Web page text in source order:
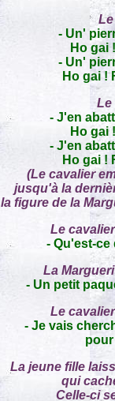
- Un'
Ho gai
- Un'
Ho gai !
Le
- J'en
Ho gai
- J'en
Ho gai !
(Le cavalier
jusqu'à la
la figure de la
Le
- Qu'est-ce
La
- Un petit
Le
- Je vais
La jeune fille
qui
Celle-ci